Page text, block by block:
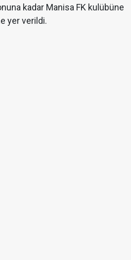
kadar Manisa FK kulübüne
yer verildi.